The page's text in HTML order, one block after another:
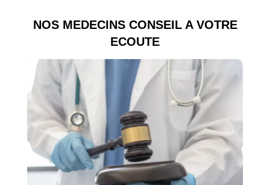
NOS MEDECINS CONSEIL A VOTRE
ECOUTE